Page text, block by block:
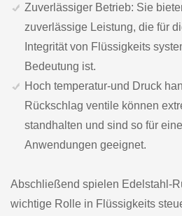
Zuverlässiger Betrieb: Sie
zuverlässige Leistung, die für
Integrität von Flüssigkeits
Bedeutung ist.
Hoch temperatur-und Druck
Rückschlag ventile können
standhalten und sind so für
Anwendungen geeignet.
Abschließend spielen Edelstahl-
wichtige Rolle in Flüssigkeits